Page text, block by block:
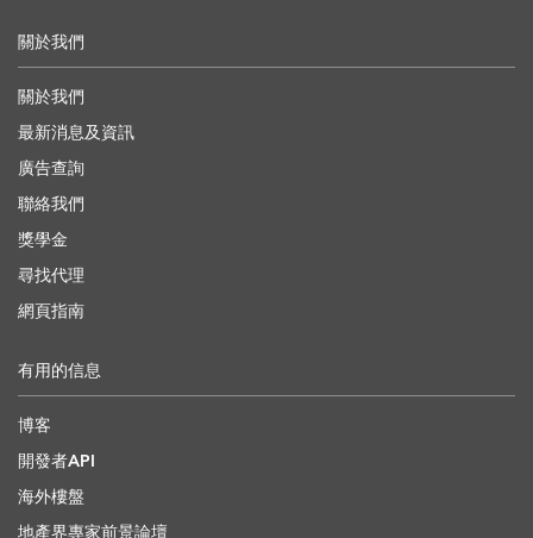
關於我們
關於我們
最新消息及資訊
廣告查詢
聯絡我們
獎學金
尋找代理
網頁指南
有用的信息
博客
開發者API
海外樓盤
地產界專家前景論壇